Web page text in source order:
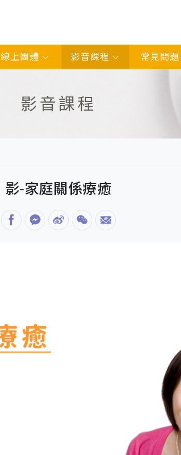
線上團體 影音課程 常見問題
影音課程
影-家庭關係療癒